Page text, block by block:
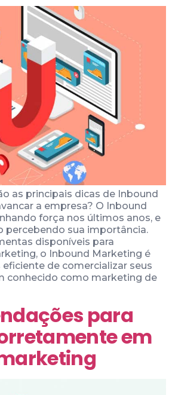
as principais dicas de Inbound
a empresa? O Inbound
força nos últimos anos, e
percebendo sua importância.
disponíveis para
o Inbound Marketing é
de comercializar seus
conhecido como marketing de
para
em